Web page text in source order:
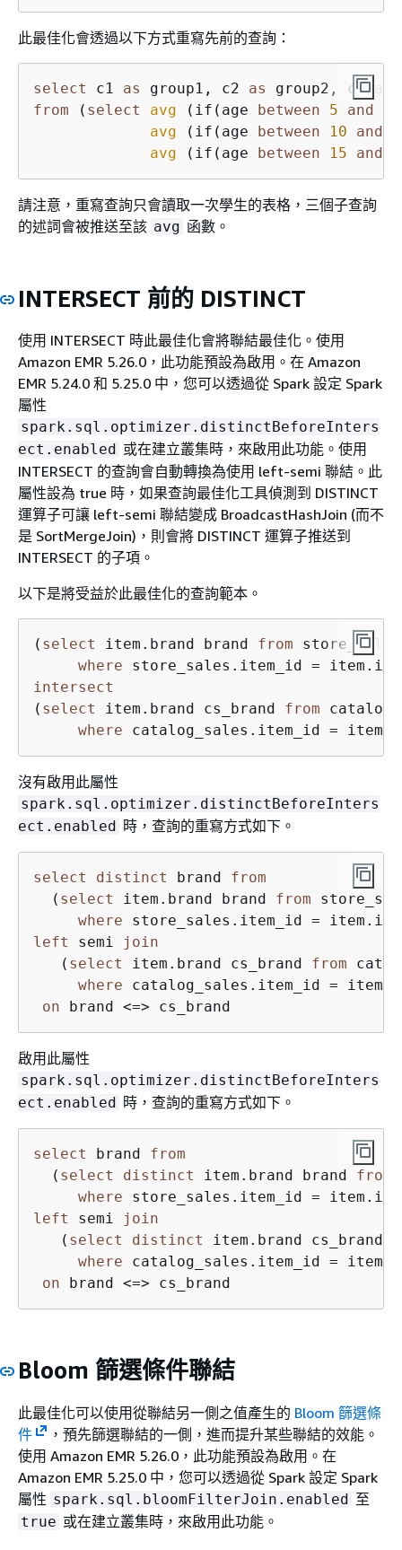
此最佳化會透過以下方式重寫先前的查詢：
select c1 as group1, c2 as group2, c3
from ( select avg (if(age between 5 and
avg (if(age between 10 and
avg (if(age between 15 and
請注意，重寫查詢只會讀取一次學生的表格，三個子查詢
的述詞會被推送至該 avg 函數。
INTERSECT 前的 DISTINCT
使用 INTERSECT 時此最佳化會將聯結最佳化。使用
Amazon EMR 5.26.0，此功能預設為啟用。在 Amazon
EMR 5.24.0 和 5.25.0 中，您可以透過從 Spark 設定 Spark
屬性
spark.sql.optimizer.distinctBeforeInters
ect.enabled 或在建立叢集時，來啟用此功能。使用
INTERSECT 的查詢會自動轉換為使用 left-semi 聯結。此
屬性設為 true 時，如果查詢最佳化工具偵測到 DISTINCT
運算子可讓 left-semi 聯結變成 BroadcastHashJoin (而不
是 SortMergeJoin)，則會將 DISTINCT 運算子推送到
INTERSECT 的子項。
以下是將受益於此最佳化的查詢範本。
( select item.brand brand from
where store_sales.item_id =
intersect
( select item.brand cs_brand from
where catalog_sales.item_id =
沒有啟用此屬性
spark.sql.optimizer.distinctBeforeInters
ect.enabled 時，查詢的重寫方式如下。
select distinct brand from
  (
select item.brand brand from
where store_sales.item_id =
left
semi
join
   (
select item.brand cs_brand from
where catalog_sales.item_id =
on brand <=>
啟用此屬性
spark.sql.optimizer.distinctBeforeInters
ect.enabled 時，查詢的重寫方式如下。
select brand from
  (
select distinct item.brand brand from
where store_sales.item_id =
left
semi
join
   (
select distinct item.brand cs_brand
where catalog_sales.item_id =
on brand <=>
Bloom 篩選條件聯結
此最佳化可以使用從聯結另一側之值產生的 Bloom 篩選條
件
，預先篩選聯結的一側，進而提升某些聯結的效能。
使用 Amazon EMR 5.26.0，此功能預設為啟用。在
Amazon EMR 5.25.0 中，您可以透過從 Spark 設定 Spark
屬性 spark.sql.bloomFilterJoin.enabled 至
true 或在建立叢集時，來啟用此功能。